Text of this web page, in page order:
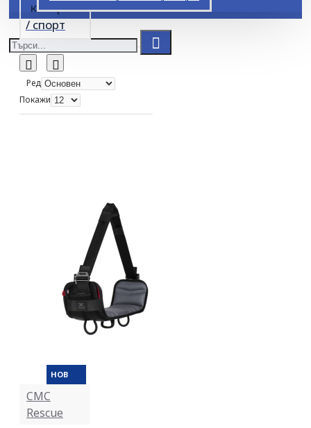
катерене
/ спорт
Ред
Покажи
НОВ
CMC
Rescue